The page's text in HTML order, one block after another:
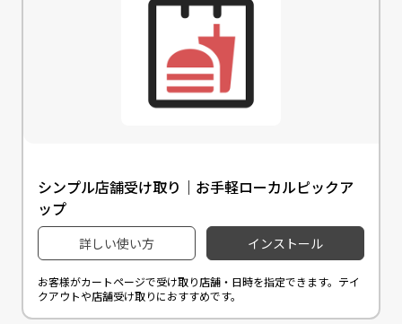
シンプル店舗受け取り｜お手軽ローカルピックア
ップ
詳しい使い方 インストール
お客様がカートページで受け取り店舗・日時を指定できます。テイ
クアウトや店舗受け取りにおすすめです。